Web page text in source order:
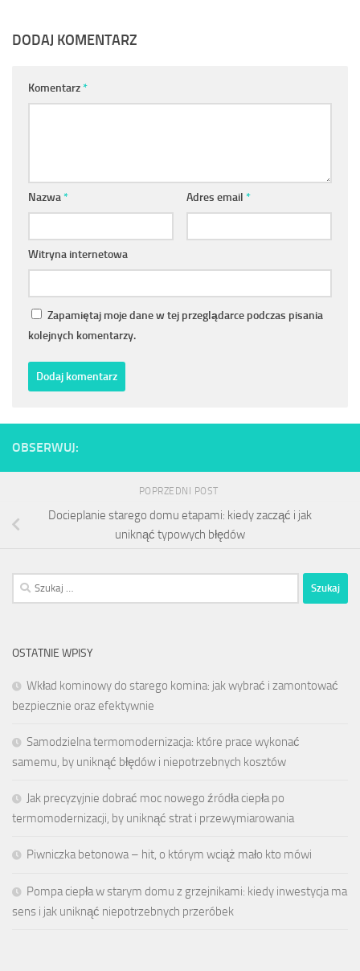
DODAJ KOMENTARZ
Komentarz*
Nazwa* Adres email *
Witryna internetowa
Zapamiętaj moje dane w tej przeglądarce podczas pisania
kolejnych komentarzy.
OBSERWUJ:
POPRZEDNI POST
Docieplanie starego domu etapami: kiedy zacząć i jak
uniknąć typowych błędów
Szukaj:
OSTATNIE WPISY
Wkład kominowy do starego komina: jak wybrać i zamontować
bezpiecznie oraz efektywnie
Samodzielna termomodernizacja: które prace wykonać
samemu, by uniknąć błędów i niepotrzebnych kosztów
Jak precyzyjnie dobrać moc nowego źródła ciepła po
termomodernizacji, by uniknąć strat i przewymiarowania
Piwniczka betonowa – hit, o którym wciąż mało kto mówi
Pompa ciepła w starym domu z grzejnikami: kiedy inwestycja ma
sens i jak uniknąć niepotrzebnych przeróbek